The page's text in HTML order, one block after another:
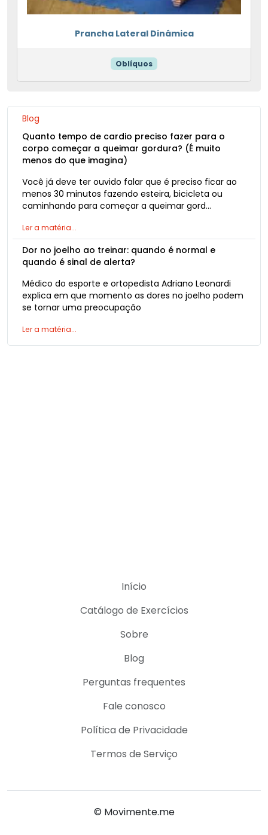
Prancha Lateral Dinâmica
Oblíquos
Blog
Quanto tempo de cardio preciso fazer para o
corpo começar a queimar gordura? (É muito
menos do que imagina)
Você já deve ter ouvido falar que é preciso ficar ao
menos 30 minutos fazendo esteira, bicicleta ou
caminhando para começar a queimar gord…
Ler a matéria...
Dor no joelho ao treinar: quando é normal e
quando é sinal de alerta?
Médico do esporte e ortopedista Adriano Leonardi
explica em que momento as dores no joelho podem
se tornar uma preocupação
Ler a matéria...
Início
Catálogo de Exercícios
Sobre
Blog
Perguntas frequentes
Fale conosco
Política de Privacidade
Termos de Serviço
© Movimente.me